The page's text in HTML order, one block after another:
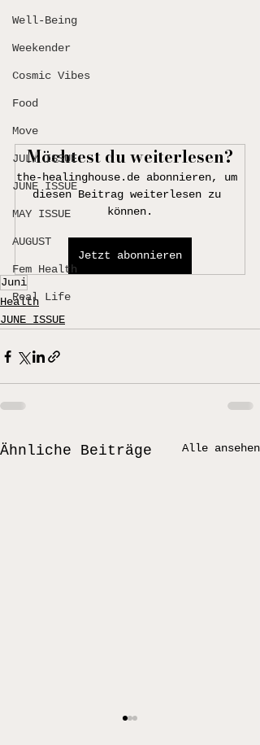
Well-Being
Weekender
Cosmic Vibes
Food
Move
JULY ISSUE
JUNE ISSUE
MAY ISSUE
AUGUST
Fem Health
Real Life
Möchtest du weiterlesen?
the-healinghouse.de abonnieren, um
diesen Beitrag weiterlesen zu
können.
Jetzt abonnieren
Juni
Health
JUNE ISSUE
Ähnliche Beiträge Alle ansehen